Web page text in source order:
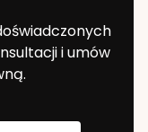
i umów